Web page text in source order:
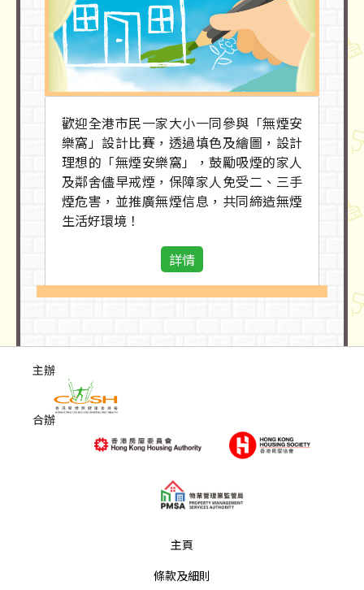
歡迎全港市民一家大小一同參與「無煙安
樂窩」設計比賽，透過填色及繪圖，設計
理想的「無煙安樂窩」，鼓勵吸煙的家人
及鄰舍儘早戒煙，保障家人免受二、三手
煙危害，並推廣無煙信息，共同締造無煙
生活好環境！
詳情
主辦
合辦
主頁
條款及細則